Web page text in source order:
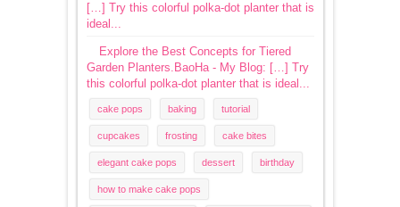
[…] Try this colorful polka-dot planter that is
ideal...
Explore the Best Concepts for Tiered
Garden Planters.BaoHa - My Blog: […] Try
this colorful polka-dot planter that is ideal...
cake pops baking tutorial
cupcakes frosting cake bites
elegant cake pops dessert birthday
how to make cake pops